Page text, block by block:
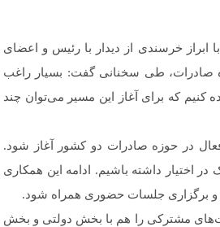
ابراز خرسندی از دیدار با رئیس و اعضای
صادرات، طی سخنانی گفت: بسیار راغب
که برای آغاز این مسیر می‌توان چند
فعال در حوزه صادرات دو کشور آغاز شود.
اختیار داشته باشیم. ادامه این همکاری
و برگزاری جلسات حضوری همراه شود.
مشترکی را هم با بخش دولتی و بخش